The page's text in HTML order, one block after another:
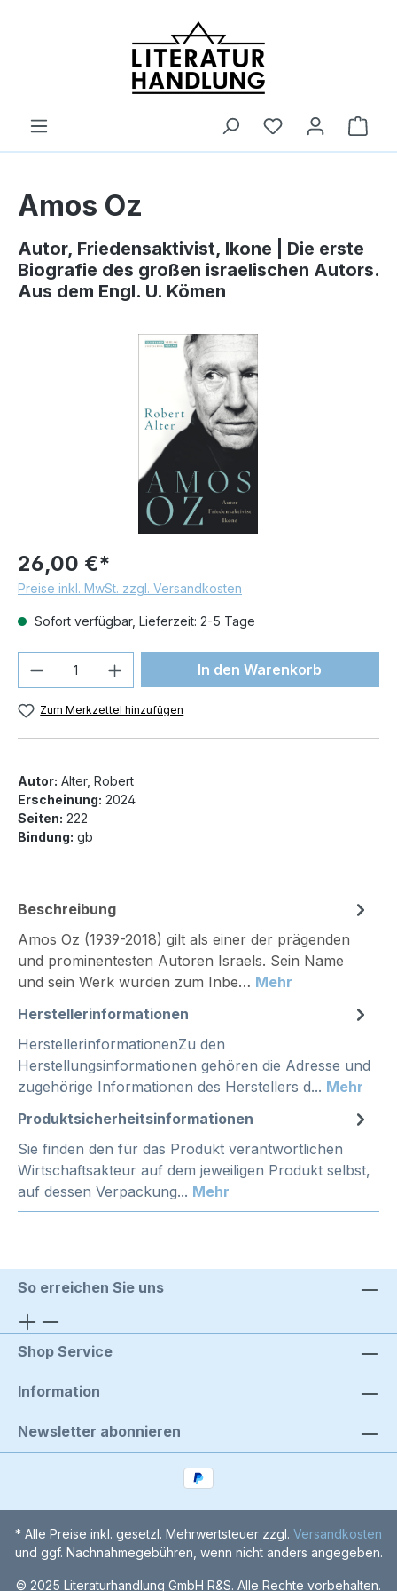
Amos Oz
Autor, Friedensaktivist, Ikone | Die erste
Biografie des großen israelischen Autors.
Aus dem Engl. U. Kömen
Bildergalerie überspringen
26,00 €*
Preise inkl. MwSt. zzgl. Versandkosten
Sofort verfügbar, Lieferzeit: 2-5 Tage
Produkt Anzahl: Gib denIn den Warenkorb
Zum Merkzettel hinzufügen
Autor: Alter, Robert
Erscheinung: 2024
Seiten: 222
Bindung: gb
Beschreibung
Amos Oz (1939-2018) gilt als einer der prägenden
und prominentesten Autoren Israels. Sein Name
und sein Werk wurden zum Inbe… Mehr
Herstellerinformationen
HerstellerinformationenZu den
Herstellungsinformationen gehören die Adresse und
zugehörige Informationen des Herstellers d... Mehr
Produktsicherheitsinformationen
Sie finden den für das Produkt verantwortlichen
Wirtschaftsakteur auf dem jeweiligen Produkt selbst,
auf dessen Verpackung... Mehr
So erreichen Sie uns
Shop Service
Information
Newsletter abonnieren
* Alle Preise inkl. gesetzl. Mehrwertsteuer zzgl. Versandkosten
und ggf. Nachnahmegebühren, wenn nicht anders angegeben.
© 2025 Literaturhandlung GmbH R&S. Alle Rechte vorbehalten.